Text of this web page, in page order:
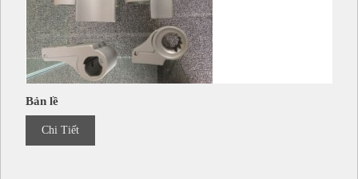
Bản lề
Chi Tiết